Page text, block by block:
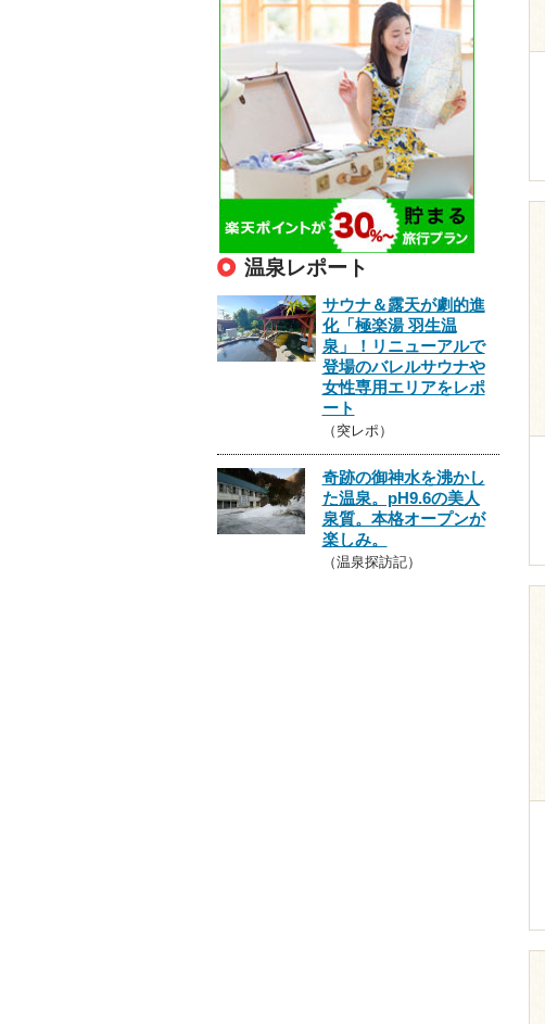
温泉レポート
サウナ＆露天が劇的進
化「極楽湯 羽生温
泉」！リニューアルで
登場のバレルサウナや
女性専用エリアをレポ
ート
（突レポ）
奇跡の御神水を沸かし
た温泉。pH9.6の美人
泉質。本格オープンが
楽しみ。
（温泉探訪記）